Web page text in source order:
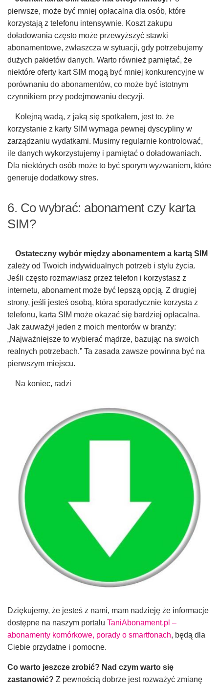
pierwsze, może być mniej opłacalna dla osób, które
korzystają z telefonu intensywnie. Koszt zakupu
doładowania często może przewyższyć stawki
abonamentowe, zwłaszcza w sytuacji, gdy potrzebujemy
dużych pakietów danych. Warto również pamiętać, że
niektóre oferty kart SIM mogą być mniej konkurencyjne w
porównaniu do abonamentów, co może być istotnym
czynnikiem przy podejmowaniu decyzji.
Kolejną wadą, z jaką się spotkałem, jest to, że
korzystanie z karty SIM wymaga pewnej dyscypliny w
zarządzaniu wydatkami. Musimy regularnie kontrolować,
ile danych wykorzystujemy i pamiętać o doładowaniach.
Dla niektórych osób może to być sporym wyzwaniem, które
generuje dodatkowy stres.
6. Co wybrać: abonament czy karta
SIM?
Ostateczny wybór między abonamentem a kartą SIM
zależy od Twoich indywidualnych potrzeb i stylu życia.
Jeśli często rozmawiasz przez telefon i korzystasz z
internetu, abonament może być lepszą opcją. Z drugiej
strony, jeśli jesteś osobą, która sporadycznie korzysta z
telefonu, karta SIM może okazać się bardziej opłacalna.
Jak zauważył jeden z moich mentorów w branży:
„Najważniejsze to wybierać mądrze, bazując na swoich
realnych potrzebach.” Ta zasada zawsze powinna być na
pierwszym miejscu.
Na koniec, radzi
Dziękujemy, że jesteś z nami, mam nadzieję że informacje
dostępne na naszym portalu TaniAbonament.pl –
abonamenty komórkowe, porady o smartfonach, będą dla
Ciebie przydatne i pomocne.
Co warto jeszcze zrobić? Nad czym warto się
zastanowić? Z pewnością dobrze jest rozważyć zmianę